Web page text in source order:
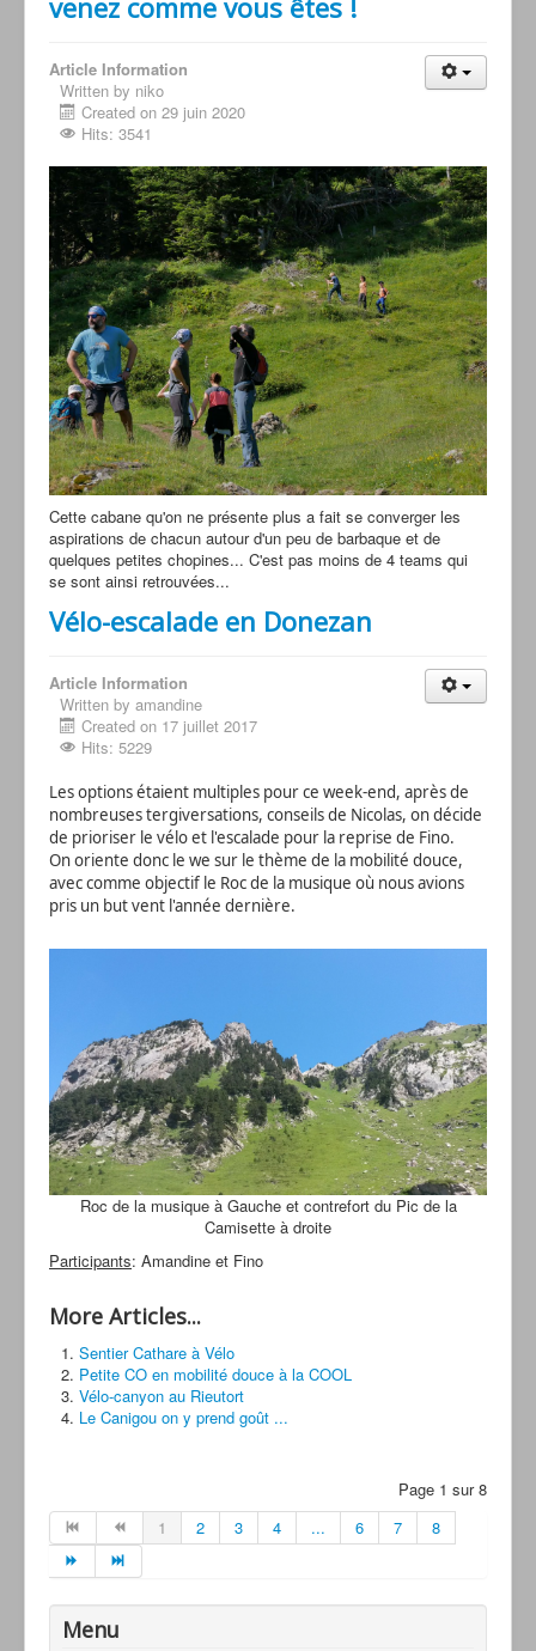
venez comme vous êtes !
Article Information
Written by niko
Created on 29 juin 2020
Hits: 3541
Cette cabane qu'on ne présente plus a fait se converger les
aspirations de chacun autour d'un peu de barbaque et de
quelques petites chopines... C'est pas moins de 4 teams qui
se sont ainsi retrouvées...
Vélo-escalade en Donezan
Article Information
Written by amandine
Created on 17 juillet 2017
Hits: 5229
Les options étaient multiples pour ce week-end, après de
nombreuses tergiversations, conseils de Nicolas, on décide
de prioriser le vélo et l'escalade pour la reprise de Fino.
On oriente donc le we sur le thème de la mobilité douce,
avec comme objectif le Roc de la musique où nous avions
pris un but vent l'année dernière.
Roc de la musique à Gauche et contrefort du Pic de la
Camisette à droite
Participants: Amandine et Fino
More Articles...
Sentier Cathare à Vélo
Petite CO en mobilité douce à la COOL
Vélo-canyon au Rieutort
Le Canigou on y prend goût ...
Page 1 sur 8
1
2 3 4 ... 6 7 8
Menu